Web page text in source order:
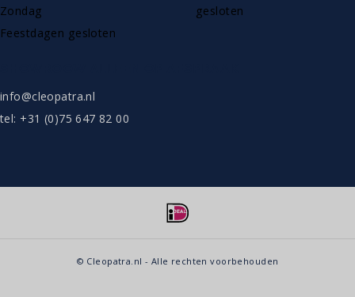
Zondag
gesloten
Feestdagen gesloten
info@cleopatra.nl
tel: +31 (0)75 647 82 00
© Cleopatra.nl - Alle rechten voorbehouden